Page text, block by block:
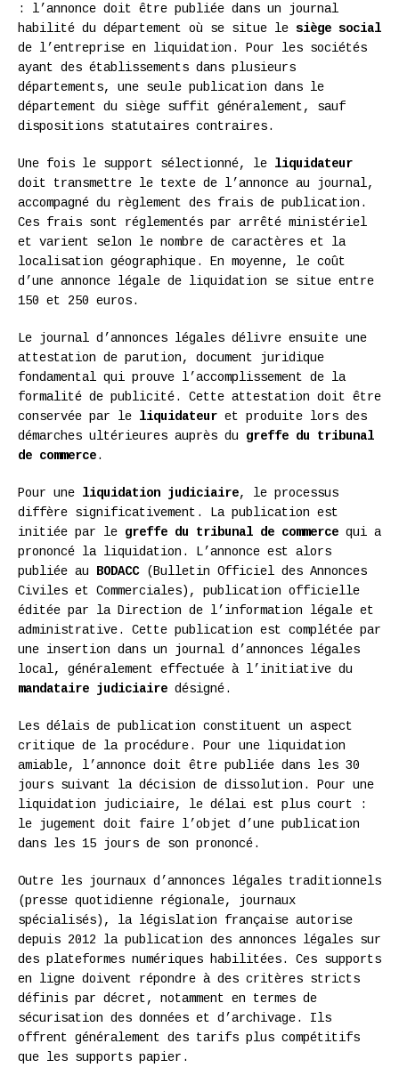
: l’annonce doit être publiée dans un journal
habilité du département où se situe le siège social
de l’entreprise en liquidation. Pour les sociétés
ayant des établissements dans plusieurs
départements, une seule publication dans le
département du siège suffit généralement, sauf
dispositions statutaires contraires.
Une fois le support sélectionné, le liquidateur
doit transmettre le texte de l’annonce au journal,
accompagné du règlement des frais de publication.
Ces frais sont réglementés par arrêté ministériel
et varient selon le nombre de caractères et la
localisation géographique. En moyenne, le coût
d’une annonce légale de liquidation se situe entre
150 et 250 euros.
Le journal d’annonces légales délivre ensuite une
attestation de parution, document juridique
fondamental qui prouve l’accomplissement de la
formalité de publicité. Cette attestation doit être
conservée par le liquidateur et produite lors des
démarches ultérieures auprès du greffe du tribunal
de commerce.
Pour une liquidation judiciaire, le processus
diffère significativement. La publication est
initiée par le greffe du tribunal de commerce qui a
prononcé la liquidation. L’annonce est alors
publiée au
BODACC(Bulletin Officiel des Annonces
Civiles et Commerciales), publication officielle
éditée par la Direction de l’information légale et
administrative. Cette publication est complétée par
une insertion dans un journal d’annonces légales
local, généralement effectuée à l’initiative du
mandataire judiciaire désigné.
Les délais de publication constituent un aspect
critique de la procédure. Pour une liquidation
amiable, l’annonce doit être publiée dans les 30
jours suivant la décision de dissolution. Pour une
liquidation judiciaire, le délai est plus court :
le jugement doit faire l’objet d’une publication
dans les 15 jours de son prononcé.
Outre les journaux d’annonces légales traditionnels
(presse quotidienne régionale, journaux
spécialisés), la législation française autorise
depuis 2012 la publication des annonces légales sur
des plateformes numériques habilitées. Ces supports
en ligne doivent répondre à des critères stricts
définis par décret, notamment en termes de
sécurisation des données et d’archivage. Ils
offrent généralement des tarifs plus compétitifs
que les supports papier.